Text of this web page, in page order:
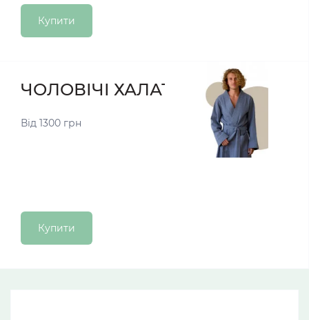
Купити
ЧОЛОВІЧІ ХАЛАТИ
Від 1300 грн
Купити